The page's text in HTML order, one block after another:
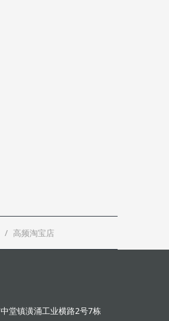
高频淘宝店
堂镇潢涌工业横路2号7栋